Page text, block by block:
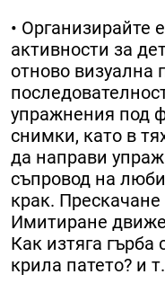
• Организирайте
активности за
отново визуална
упражнения под
снимки, като в
да направи
съпровод на
крак.
Имитиране
Как изтяга гърба
крила патето? и